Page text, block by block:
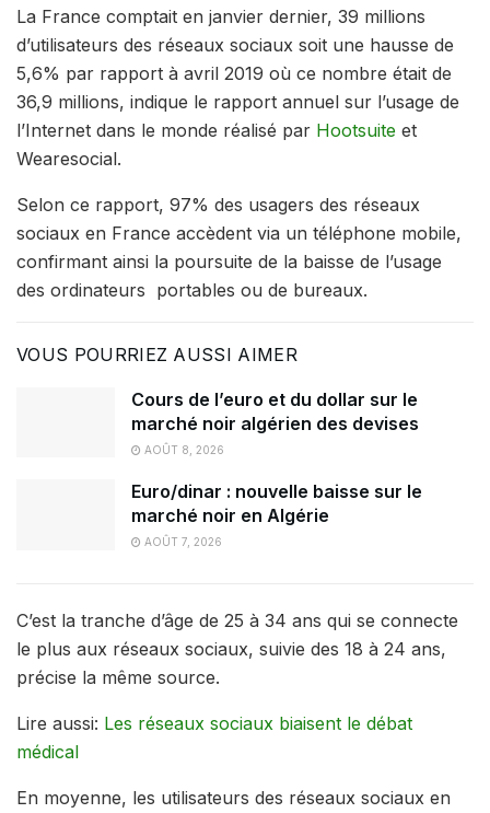
La France comptait en janvier dernier, 39 millions
d’utilisateurs des réseaux sociaux soit une hausse de
5,6% par rapport à avril 2019 où ce nombre était de
36,9 millions, indique le rapport annuel sur l’usage de
l’Internet dans le monde réalisé par Hootsuite et
Wearesocial.
Selon ce rapport, 97% des usagers des réseaux
sociaux en France accèdent via un téléphone mobile,
confirmant ainsi la poursuite de la baisse de l’usage
des ordinateurs portables ou de bureaux.
VOUS POURRIEZ AUSSI AIMER
Cours de l’euro et du dollar sur le
marché noir algérien des devises
AOÛT 8, 2026
Euro/dinar : nouvelle baisse sur le
marché noir en Algérie
AOÛT 7, 2026
C’est la tranche d’âge de 25 à 34 ans qui se connecte
le plus aux réseaux sociaux, suivie des 18 à 24 ans,
précise la même source.
Lire aussi: Les réseaux sociaux biaisent le débat
médical
En moyenne, les utilisateurs des réseaux sociaux en